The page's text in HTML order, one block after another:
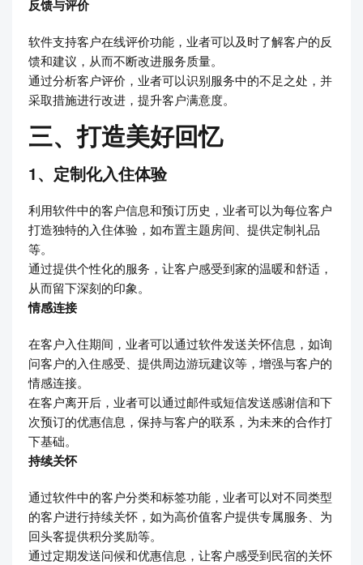
反馈与评价
软件支持客户在线评价功能，业者可以及时了解客户的反
馈和建议，从而不断改进服务质量。
通过分析客户评价，业者可以识别服务中的不足之处，并
采取措施进行改进，提升客户满意度。
三、打造美好回忆
1、定制化入住体验
利用软件中的客户信息和预订历史，业者可以为每位客户
打造独特的入住体验，如布置主题房间、提供定制礼品
等。
通过提供个性化的服务，让客户感受到家的温暖和舒适，
从而留下深刻的印象。
情感连接
在客户入住期间，业者可以通过软件发送关怀信息，如询
问客户的入住感受、提供周边游玩建议等，增强与客户的
情感连接。
在客户离开后，业者可以通过邮件或短信发送感谢信和下
次预订的优惠信息，保持与客户的联系，为未来的合作打
下基础。
持续关怀
通过软件中的客户分类和标签功能，业者可以对不同类型
的客户进行持续关怀，如为高价值客户提供专属服务、为
回头客提供积分奖励等。
通过定期发送问候和优惠信息，让客户感受到民宿的关怀